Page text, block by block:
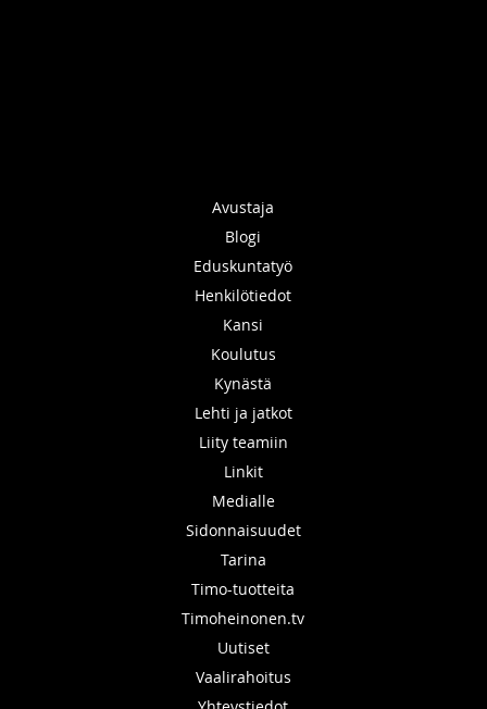
Avustaja
Blogi
Eduskuntatyö
Henkilötiedot
Kansi
Koulutus
Kynästä
Lehti ja jatkot
Liity teamiin
Linkit
Medialle
Sidonnaisuudet
Tarina
Timo-tuotteita
Timoheinonen.tv
Uutiset
Vaalirahoitus